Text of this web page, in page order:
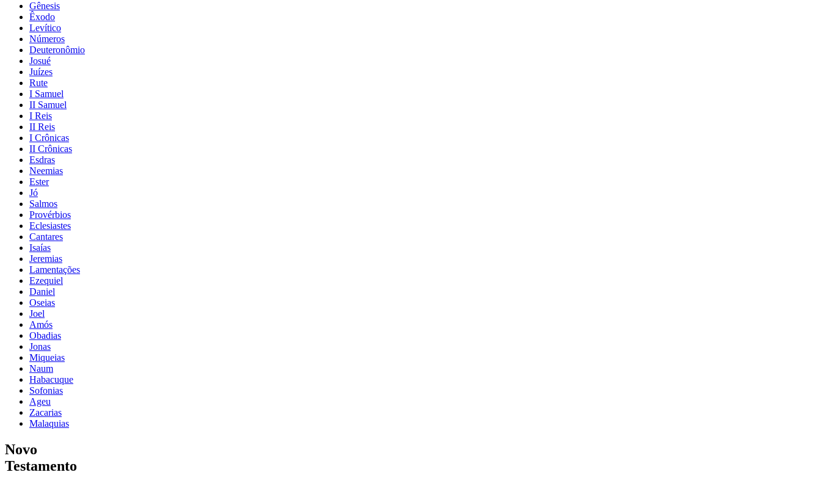
Gênesis
Êxodo
Levítico
Números
Deuteronômio
Josué
Juízes
Rute
I Samuel
II Samuel
I Reis
II Reis
I Crônicas
II Crônicas
Esdras
Neemias
Ester
Jó
Salmos
Provérbios
Eclesiastes
Cantares
Isaías
Jeremias
Lamentações
Ezequiel
Daniel
Oseias
Joel
Amós
Obadias
Jonas
Miqueias
Naum
Habacuque
Sofonias
Ageu
Zacarias
Malaquias
Novo
Testamento